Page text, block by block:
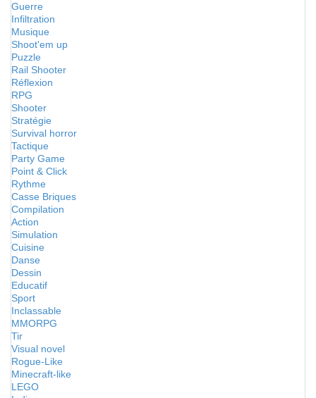
Guerre
Infiltration
Musique
Shoot'em up
Puzzle
Rail Shooter
Réflexion
RPG
Shooter
Stratégie
Survival horror
Tactique
Party Game
Point & Click
Rythme
Casse Briques
Compilation
Action
Simulation
Cuisine
Danse
Dessin
Educatif
Sport
Inclassable
MMORPG
Tir
Visual novel
Rogue-Like
Minecraft-like
LEGO